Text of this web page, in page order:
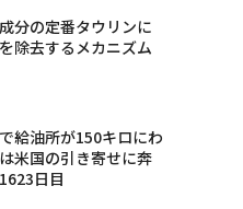
分の定番タウリンに
除去するメカニズム
給油所が150キロにわ
米国の引き寄せに奔
日目